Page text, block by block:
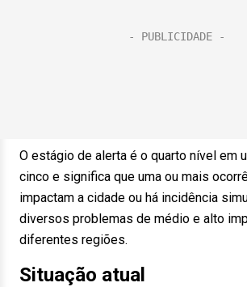
O estágio de alerta é o quarto nível em
cinco e significa que uma ou mais
impactam a cidade ou há incidência
diversos problemas de médio e alto
diferentes regiões.
Situação atual